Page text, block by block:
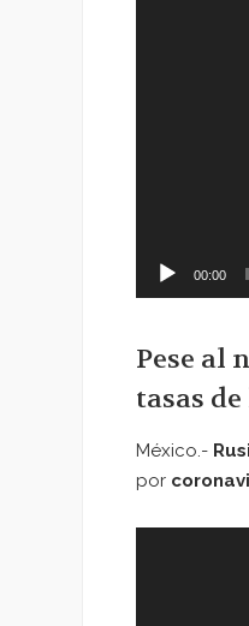
00:00
Pese al
tasas
México.-
por